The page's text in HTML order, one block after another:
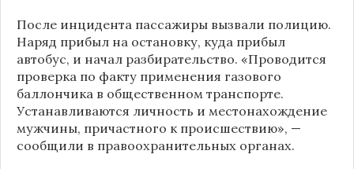
После инцидента пассажиры вызвали полицию.
Наряд прибыл на остановку, куда прибыл
автобус, и начал разбирательство. «Проводится
проверка по факту применения газового
баллончика в общественном транспорте.
Устанавливаются личность и местонахождение
мужчины, причастного к происшествию», —
сообщили в правоохранительных органах.